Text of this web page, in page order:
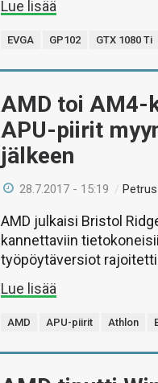
Lue lisää
EVGA GP102 GTX 1080 Ti
AMD toi AM4-
APU-piirit
jälkeen
28.7.2017 - 15:19 /
AMD julkaisi Bristol
kannettaviin
työpöytäversiot
Lue lisää
AMD APU-piirit Athlon